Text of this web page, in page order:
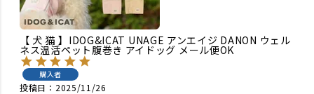
【 犬 猫 】IDOG&ICAT UNAGE アンエイジ DANON ウェル
ネス温活ペット腹巻き アイドッグ メール便OK
購入者
投稿日 2025/11/26